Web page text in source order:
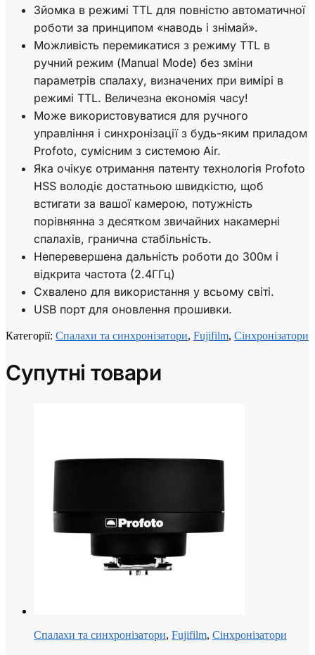
Зйомка в режимі TTL для повністю автоматичної
роботи за принципом «наводь і знімай».
Можливість перемикатися з режиму TTL в
ручний режим (Manual Mode) без зміни
параметрів спалаху, визначених при вимірі в
режимі TTL. Величезна економія часу!
Може використовуватися для ручного
управління і синхронізації з будь-яким приладом
Profoto, сумісним з системою Air.
Яка очікує отримання патенту технологія Profoto
HSS володіє достатньою швидкістю, щоб
встигати за вашої камерою, потужність
порівнянна з десятком звичайних накамерні
спалахів, гранична стабільність.
Неперевершена дальність роботи до 300м і
відкрита частота (2.4ГГц)
Схвалено для використання у всьому світі.
USB порт для оновлення прошивки.
Категорії: Спалахи та синхронізатори, Fujifilm, Сінхронізатори
Супутні товари
Спалахи та синхронізатори, Fujifilm, Сінхронізатори